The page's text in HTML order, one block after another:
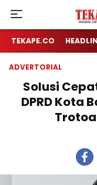
TEKAPE.CO
ADVERTORIAL
Solusi
DPRD Kota